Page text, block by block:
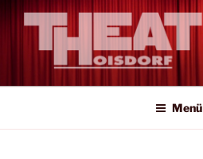
Zum
Inhalt
springen
Amateur-Theater auf Profi-Niveau
Menü